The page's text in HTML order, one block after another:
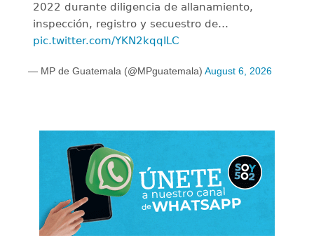
2022 durante diligencia de allanamiento,
inspección, registro y secuestro de…
pic.twitter.com/YKN2kqqILC
— MP de Guatemala (@MPguatemala) August 6, 2026